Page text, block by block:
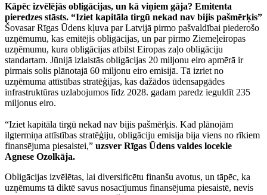
Kāpēc izvēlējās obligācijas, un kā viņiem gāja? Emitenta
pieredzes stāsts. “Iziet kapitāla tirgū nekad nav bijis pašmērķis”
Šovasar Rīgas Ūdens kļuva par Latvijā pirmo pašvaldībai piederošo
uzņēmumu, kas emitējis obligācijas, un par pirmo Ziemeļeiropas
uzņēmumu, kura obligācijas atbilst Eiropas zaļo obligāciju
standartam. Jūnijā izlaistās obligācijas 20 miljonu eiro apmērā ir
pirmais solis plānotajā 60 miljonu eiro emisijā. Tā izriet no
uzņēmuma attīstības stratēģijas, kas dažādos ūdensapgādes
infrastruktūras uzlabojumos līdz 2028. gadam paredz ieguldīt 235
miljonus eiro.
“Iziet kapitāla tirgū nekad nav bijis pašmērķis. Kad plānojām
ilgtermiņa attīstības stratēģiju, obligāciju emisija bija viens no rīkiem
finansējuma piesaistei,” uzsver Rīgas Ūdens valdes locekle
Agnese Ozolkāja.
Obligācijas izvēlētas, lai diversificētu finanšu avotus, un tāpēc, ka
uzņēmums tā diktē savus nosacījumus finansējuma piesaistē, nevis